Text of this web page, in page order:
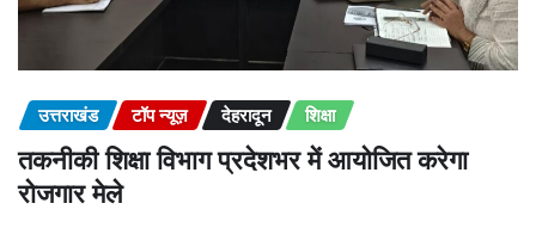
उत्तराखंड टॉप न्यूज़ देहरादून शिक्षा
तकनीकी शिक्षा विभाग प्रदेशभर में आयोजित करेगा
रोजगार मेले